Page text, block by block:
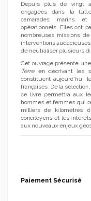
Depuis plus de vingt
engagées dans la
camarades marins
opérationnels. Elles ont
nombreuses missions
interventions
de neutraliser plusieurs
Cet ouvrage présente
Terreen décrivant les
constituent aujourd’hui
françaises. De la
ce livre permettra aux
hommes et femmes qui
milliers de kilomètres
concitoyens et les
aux nouveaux enjeux
Paiement Sécurisé